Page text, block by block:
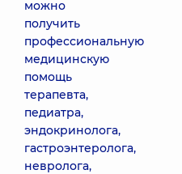
можно
получить
профессиональную
медицинскую
помощь
терапевта,
педиатра,
эндокринолога,
гастроэнтеролога,
невролога,